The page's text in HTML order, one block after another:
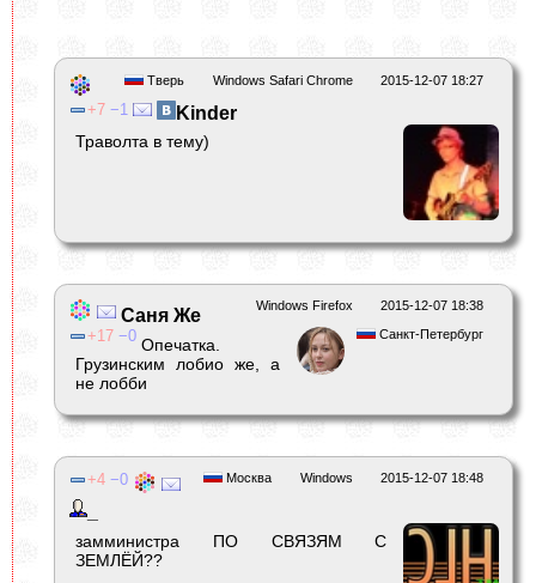
2015-12-07 18:27
Windows Safari Chrome
Тверь
7 1 Kinder
Траволта в тему)
2015-12-07 18:38
Windows Firefox
Санкт-Петербург
17 0
Саня Же
Опечатка.
Грузинским лобио же, а
не лобби
2015-12-07 18:48
Windows
Москва
4 0
_
замминистра ПО СВЯЗЯМ С
ЗЕМЛЁЙ??